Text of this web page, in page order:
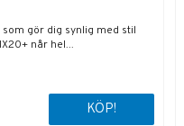
gör dig synlig med stil
når hel...
KÖP!